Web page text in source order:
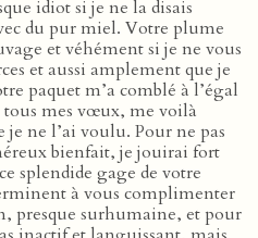
idiot si je ne la disais
du pur miel. Votre plume
et véhément si je ne vous
et aussi amplement que je
paquet m’a comblé à l’égal
tous mes vœux, me voilà
ne l’ai voulu. Pour ne pas
bienfait, je jouirai fort
splendide gage de votre
à vous complimenter
presque surhumaine, et pour